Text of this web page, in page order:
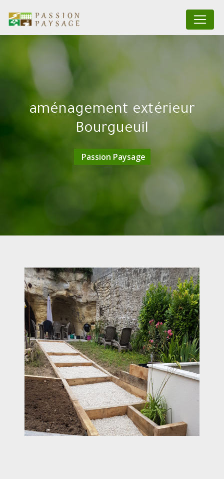
aménagement extérieur
Bourgueuil
Passion Paysage